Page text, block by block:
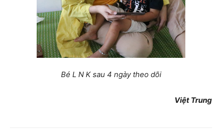
Bé L N K sau 4 ngày theo dõi
Việt Trung